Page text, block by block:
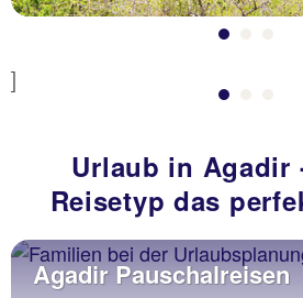
Previous
Urlaub in Agadir
Reisetyp das
Agadir Pauschalreisen